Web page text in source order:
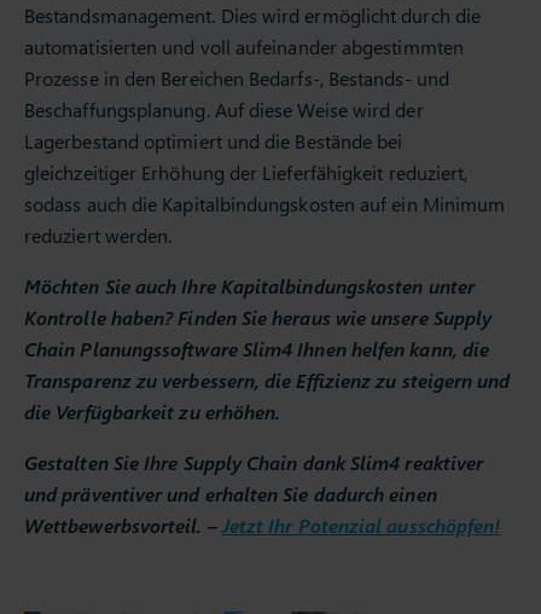
Bestandsmanagement. Dies wird ermöglicht durch die
automatisierten und voll aufeinander abgestimmten
Prozesse in den Bereichen Bedarfs-, Bestands- und
Beschaffungsplanung. Auf diese Weise wird der
Lagerbestand optimiert und die Bestände bei
gleichzeitiger Erhöhung der Lieferfähigkeit reduziert,
sodass auch die Kapitalbindungskosten auf ein Minimum
reduziert werden.
Möchten Sie auch Ihre Kapitalbindungskosten unter
Kontrolle haben? Finden Sie heraus wie unsere Supply
Chain Planungssoftware Slim4 Ihnen helfen kann, die
Transparenz zu verbessern, die Effizienz zu steigern und
die Verfügbarkeit zu erhöhen.
Gestalten Sie Ihre Supply Chain dank Slim4 reaktiver
und präventiver und erhalten Sie dadurch einen
Wettbewerbsvorteil. –Jetzt Ihr Potenzial ausschöpfen!